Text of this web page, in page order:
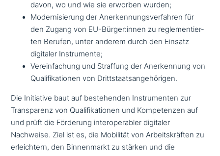
davon, wo und wie sie erworben wurden;
Modernisierung der Anerkennungsverfahren für
den Zugang von EU-Bürger:innen zu regle­men­tier­
ten Berufen, unter anderem durch den Einsatz
digitaler Instrumente;
Vereinfachung und Straffung der Anerkennung von
Qualifikationen von Drittstaatsangehörigen.
Die Initiative baut auf bestehen­den Instrumenten zur
Transparenz von Qualifikationen und Kompetenzen auf
und prüft die Förderung inter­ope­ra­bler digitaler
Nachweise. Ziel ist es, die Mobilität von Arbeitskräften zu
erleich­tern, den Binnenmarkt zu stärken und die